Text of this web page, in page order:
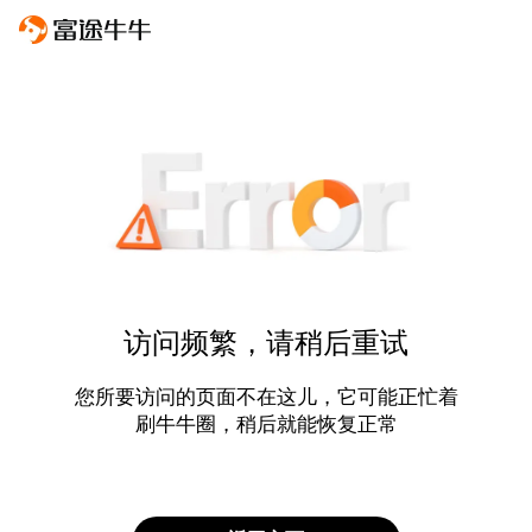
访问频繁，请稍后重试
您所要访问的页面不在这儿，它可能正忙着
刷牛牛圈，稍后就能恢复正常